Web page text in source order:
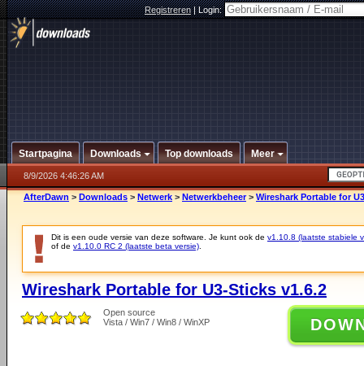
Registreren|Login:
Startpagina Downloads Top downloads Meer
8/9/2026 4:46:26 AM
AfterDawn > Downloads > Netwerk > Netwerkbeheer > Wireshark Portable for
Dit is een oude versie van deze software. Je kunt ook de v1.10.8 (laatste stabiele
of de v1.10.0 RC 2 (laatste beta versie)
Wireshark Portable for U3-Sticks v1.6.2
Open source
Vista / Win7 / Win8 / WinXP